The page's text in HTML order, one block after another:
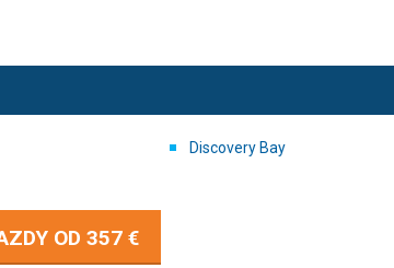
Discovery Bay
OD357 €